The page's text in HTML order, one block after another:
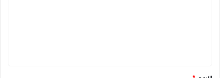
*